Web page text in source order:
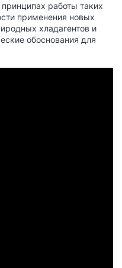
работы таких
применения новых
хладагентов и
обоснования для